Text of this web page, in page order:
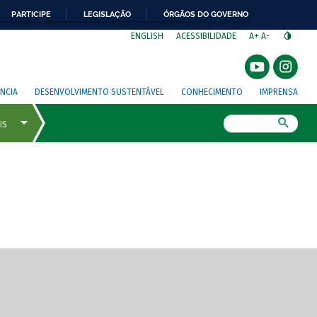
PARTICIPE LEGISLAÇÃO ÓRGÃOS DO GOVERNO
ENGLISH ACESSIBILIDADE A+ A-
DESENVOLVIMENTO SUSTENTÁVEL CONHECIMENTO IMPRENSA
de tela